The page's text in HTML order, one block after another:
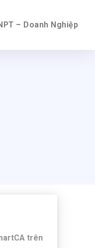
– Doanh Nghiệp
trên